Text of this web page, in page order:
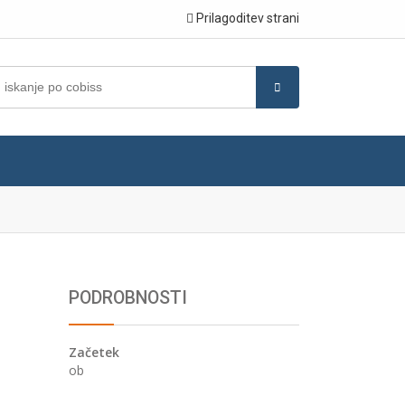
Prilagoditev strani
PODROBNOSTI
Začetek
ob